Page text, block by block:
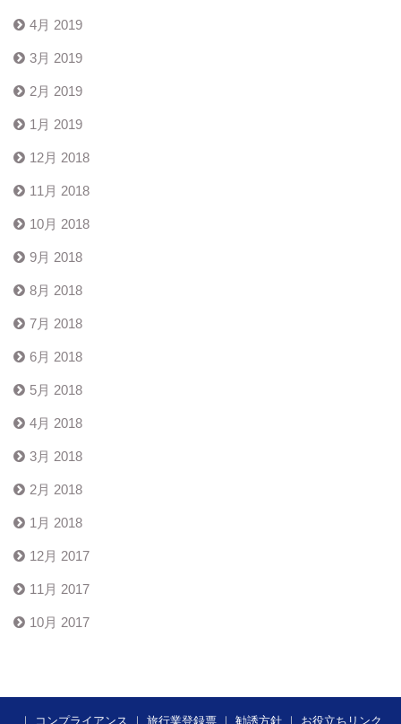
4月 2019
3月 2019
2月 2019
1月 2019
12月 2018
11月 2018
10月 2018
9月 2018
8月 2018
7月 2018
6月 2018
5月 2018
4月 2018
3月 2018
2月 2018
1月 2018
12月 2017
11月 2017
10月 2017
｜ コンプライアンス ｜ 旅行業登録票｜ 勧誘方針 ｜ お役立ちリンク